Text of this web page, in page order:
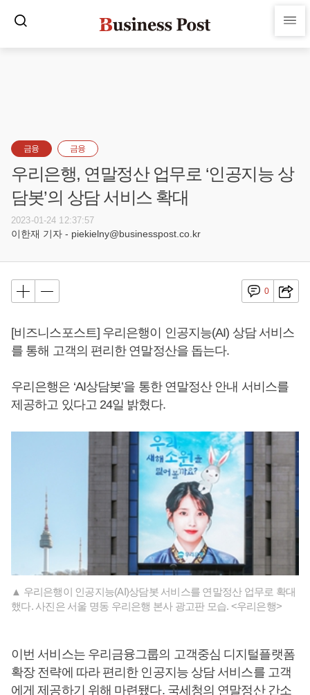
금융 금융
우리은행, 연말정산 업무로 ‘인공지능 상
담봇’의 상담 서비스 확대
2023-01-24 12:37:57
이한재 기자 - piekielny@businesspost.co.kr
0
[비즈니스포스트] 우리은행이 인공지능(AI) 상담 서비스
를 통해 고객의 편리한 연말정산을 돕는다.
우리은행은 ‘AI상담봇’을 통한 연말정산 안내 서비스를
제공하고 있다고 24일 밝혔다.
▲ 우리은행이 인공지능(AI)상담봇 서비스를 연말정산 업무로 확대
했다. 사진은 서울 명동 우리은행 본사 광고판 모습. <우리은행>
이번 서비스는 우리금융그룹의 고객중심 디지털플랫폼
확장 전략에 따라 편리한 인공지능 상담 서비스를 고객
에게 제공하기 위해 마련됐다. 국세청의 연말정산 간소